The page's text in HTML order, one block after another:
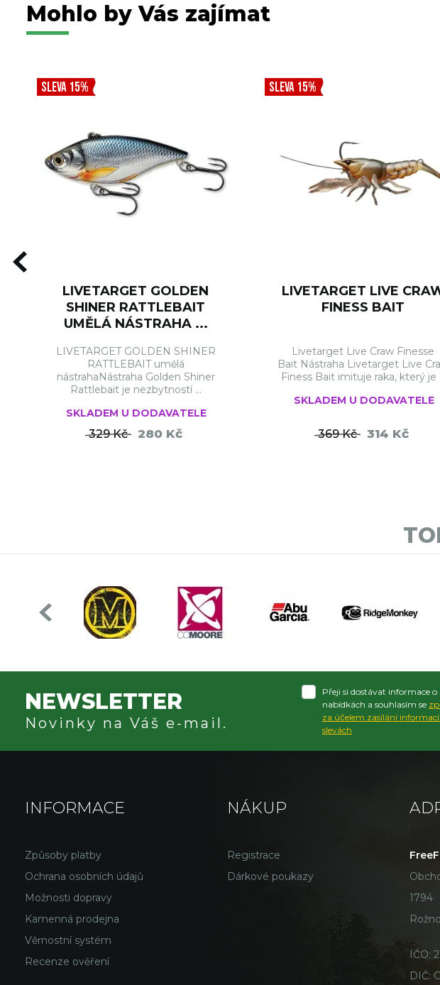
Mohlo by Vás zajímat
SLEVA 15%
LIVETARGET GOLDEN
SHINER RATTLEBAIT
UMĚLÁ NÁSTRAHA ...
LIVETARGET GOLDEN SHINER
RATTLEBAIT umělá
nástrahaNástraha Golden Shiner
Rattlebait je nezbytností ...
SKLADEM U DODAVATELE
329 Kč 280 Kč
SLEVA 15%
LIVETARGET LIVE
FINESS BAIT
Livetarget Live Craw Finesse
Bait Nástraha Livetarget Live
Finess Bait imituje raka, který je
SKLADEM U DODAVATELE
369 Kč 314 Kč
NEWSLETTER
Novinky na Váš e-mail.
Přeji si dostávat informace
nabídkách a souhlasím se
za účelem zasílání
slevách
INFORMACE
Způsoby platby
Ochrana osobních údajů
Možnosti dopravy
Kamenná prodejna
Věrnostní systém
Recenze ověření
NÁKUP
Registrace
Dárkové poukazy
1794
IČO:
DIČ: